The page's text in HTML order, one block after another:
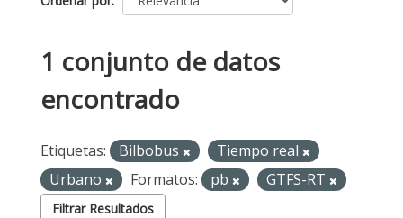
1 conjunto de datos
encontrado
Etiquetas: Bilbobus
Tiempo real
Urbano
Formatos: pb GTFS-RT
Filtrar Resultados